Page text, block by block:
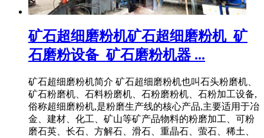
矿石超细磨粉机矿石超细磨粉机_矿
石磨粉设备_矿石磨粉机器 ...
矿石超细磨粉机简介 矿石超细磨粉机也叫石头粉磨机、
矿石粉磨机、石料粉磨机、石粉磨粉机、石粉加工设备,
俗称超细磨粉机,是粉磨生产线的核心产品,主要适用于冶
金、建材、化工、矿山等矿产品物料的粉磨加工、可粉
磨石英、长石、方解石、滑石、重晶石、萤石、稀土、